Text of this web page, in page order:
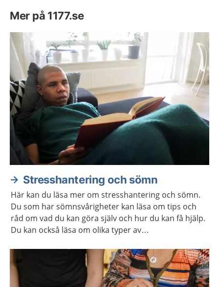
Mer på 1177.se
Stresshantering och sömn
Här kan du läsa mer om stresshantering och sömn.
Du som har sömnsvårigheter kan läsa om tips och
råd om vad du kan göra själv och hur du kan få hjälp.
Du kan också läsa om olika typer av
avslappningsövningar.